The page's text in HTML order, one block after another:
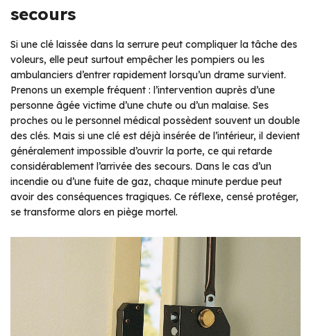
secours
Si une clé laissée dans la serrure peut compliquer la tâche des
voleurs, elle peut surtout empêcher les pompiers ou les
ambulanciers d’entrer rapidement lorsqu’un drame survient.
Prenons un exemple fréquent : l’intervention auprès d’une
personne âgée victime d’une chute ou d’un malaise. Ses
proches ou le personnel médical possèdent souvent un double
des clés. Mais si une clé est déjà insérée de l’intérieur, il devient
généralement impossible d’ouvrir la porte, ce qui retarde
considérablement l’arrivée des secours. Dans le cas d’un
incendie ou d’une fuite de gaz, chaque minute perdue peut
avoir des conséquences tragiques. Ce réflexe, censé protéger,
se transforme alors en piège mortel.